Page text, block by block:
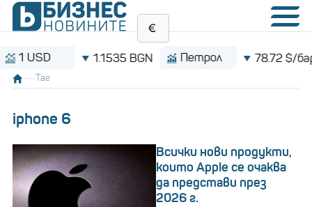
1.1535 BGN Петрол 78.72 $/барел
Таг
iphone 6
Всички нови продукти,
които Apple се очаква
да представи през
2026 г.